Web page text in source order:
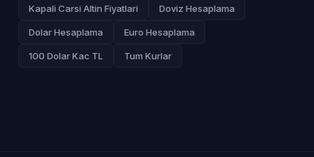
Kapali Carsi Altin Fiyatlari Doviz Hesaplama
Dolar Hesaplama Euro Hesaplama
100 Dolar Kac TL Tum Kurlar